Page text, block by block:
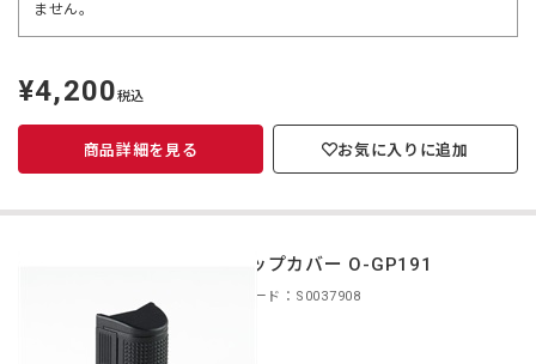
ません。
定
価
¥4,200税込
商品詳細を見る お気に入りに追加
グリップカバー O-GP191
商品コード：S0037908